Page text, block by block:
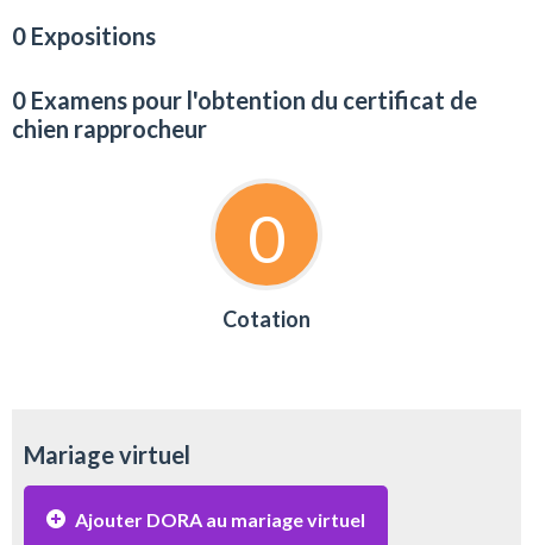
0 Expositions
0 Examens pour l'obtention du certificat de
chien rapprocheur
0
Cotation
Mariage virtuel
Ajouter DORA au mariage virtuel